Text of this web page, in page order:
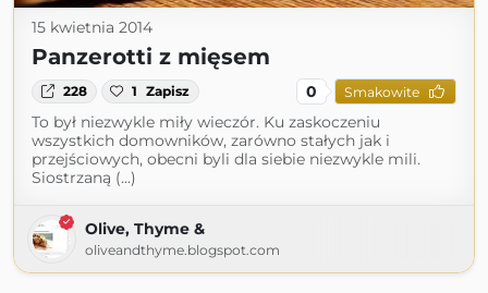
15 kwietnia 2014
Panzerotti z mięsem
228 1 Zapisz 0 Smakowite
To był niezwykle miły wieczór. Ku zaskoczeniu
wszystkich domowników, zarówno stałych jak i
przejściowych, obecni byli dla siebie niezwykle mili.
Siostrzaną (...)
Olive, Thyme &
oliveandthyme.blogspot.com